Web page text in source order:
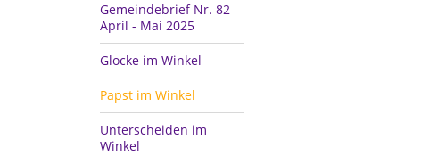
Gemeindebrief Nr. 82
April - Mai 2025
Glocke im Winkel
Papst im Winkel
Unterscheiden im
Winkel